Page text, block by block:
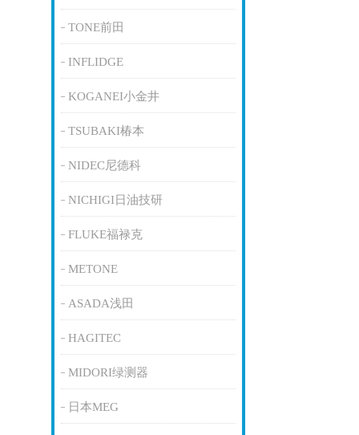
TONE前田
INFLIDGE
KOGANEI小金井
TSUBAKI椿本
NIDEC尼德科
NICHIGI日油技研
FLUKE福禄克
METONE
ASADA浅田
HAGITEC
MIDORI绿测器
日本MEG